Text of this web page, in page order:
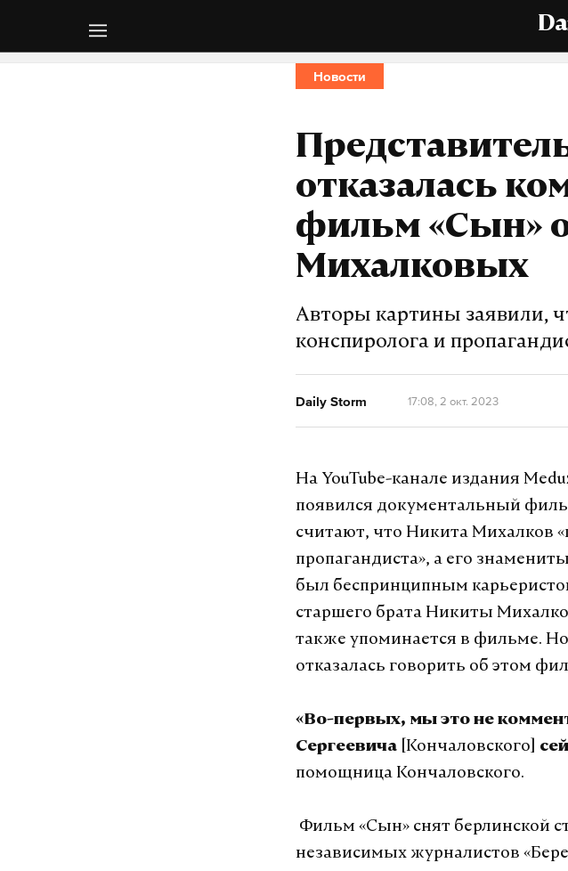
Новости
отказалась
фильм «Сын»
Михалковых
Авторы картины заявили,
конспиролога и
Daily Storm 17:08, 2 окт. 2023
На YouTube-канале издания
появился документальный
считают, что Никита Михалков
пропагандиста», а его
был беспринципным
старшего брата Никиты
также упоминается в фильме.
отказалась говорить об этом
«Во-первых, мы это не
Сергеевича
[Кончаловского]
помощница Кончаловского.
Фильм «Сын» снят берлинской
независимых журналистов